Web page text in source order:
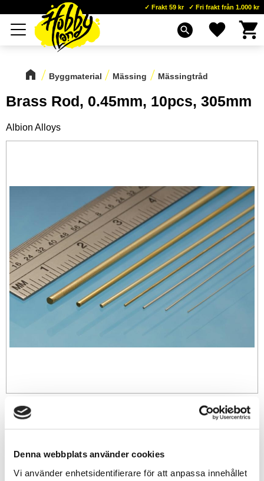
Denna webbplats använder cookies
Vi använder enhetsidentifierare för att anpassa innehållet
Meny
Frakt 59 kr Fri frakt från 1.000 kr
search Favoriter
Byggmaterial Mässing Mässingtråd
Brass Rod, 0.45mm, 10pcs, 305mm
Albion Alloys
79sek
+
-